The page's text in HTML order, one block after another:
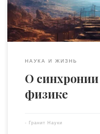
таинства, которые
[…]
НАУКА И ЖИЗНЬ
О
физике
- Гранит Науки